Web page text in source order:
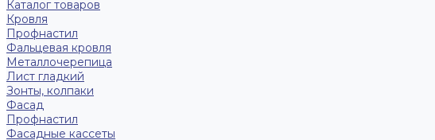
Каталог товаров
Кровля
Профнастил
Фальцевая кровля
Металлочерепица
Лист гладкий
Зонты, колпаки
Фасад
Профнастил
Фасадные кассеты